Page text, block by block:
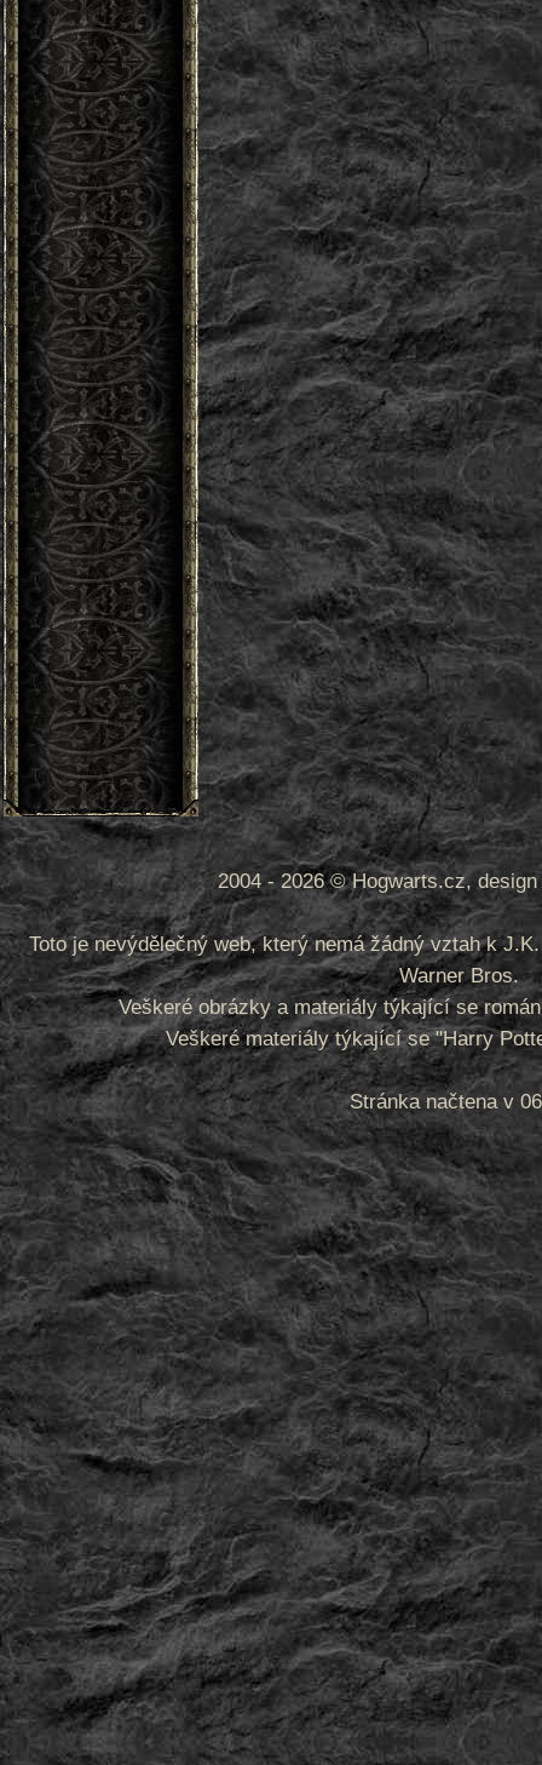
2004 - 2026 © Hogwarts.cz,
Toto je nevýdělečný web, který nemá žádný vztah k
Warner Bros.
Veškeré obrázky a materiály týkající se
Veškeré materiály týkající se "Harry
Stránka načtena v